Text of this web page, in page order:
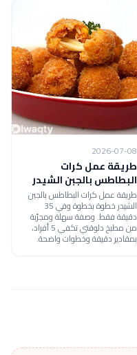
2026-07-08
طريقة عمل كرات
البطاطس بالجبن الشيدر
طريقة عمل كرات البطاطس بالجبن
الشيدر خطوة بخطوة وفي 35
دقيقة فقط. وصفة سهلة ومجرّبة
من مطبخ دلوقتي تكفي 5 أفراد،
بمقادير دقيقة وخطوات واضحة.